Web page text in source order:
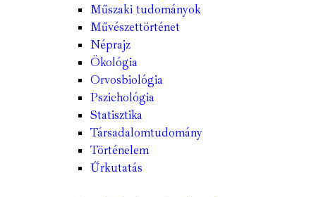
Műszaki tudományok
Művészettörténet
Néprajz
Ökológia
Orvosbiológia
Pszichológia
Statisztika
Társadalomtudomány
Történelem
Űrkutatás